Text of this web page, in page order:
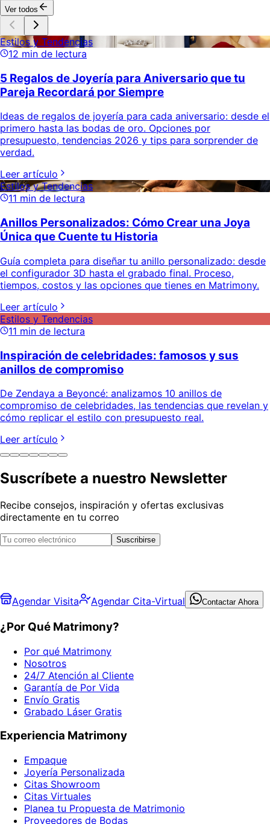
Ver todos
Estilos y Tendencias
12 min de lectura
5 Regalos de Joyería para Aniversario que tu
Pareja Recordará por Siempre
Ideas de regalos de joyería para cada aniversario: desde el
primero hasta las bodas de oro. Opciones por
presupuesto, tendencias 2026 y tips para sorprender de
verdad.
Leer artículo
Estilos y Tendencias
11 min de lectura
Anillos Personalizados: Cómo Crear una Joya
Única que Cuente tu Historia
Guía completa para diseñar tu anillo personalizado: desde
el configurador 3D hasta el grabado final. Proceso,
tiempos, costos y las opciones que tienes en Matrimony.
Leer artículo
Estilos y Tendencias
11 min de lectura
Inspiración de celebridades: famosos y sus
anillos de compromiso
De Zendaya a Beyoncé: analizamos 10 anillos de
compromiso de celebridades, las tendencias que revelan y
cómo replicar el estilo con presupuesto real.
Leer artículo
Suscríbete a nuestro Newsletter
Recibe consejos, inspiración y ofertas exclusivas
directamente en tu correo
Suscribirse
Agendar Visita Agendar Cita-Virtual Contactar Ahora
¿Por Qué Matrimony?
Por qué Matrimony
Nosotros
24/7 Atención al Cliente
Garantía de Por Vida
Envío Gratis
Grabado Láser Gratis
Experiencia Matrimony
Empaque
Joyería Personalizada
Citas Showroom
Citas Virtuales
Planea tu Propuesta de Matrimonio
Proveedores de Bodas